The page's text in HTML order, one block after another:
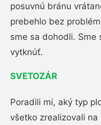
posuvnú bránu
prebehlo bez
sme sa dohodli. Sme
vytknúť.
SVETOZÁR
Poradili mi, aký typ
všetko zrealizovali